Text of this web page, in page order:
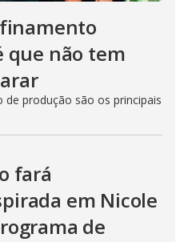
que não tem
produção são os principais
fará
em Nicole
de